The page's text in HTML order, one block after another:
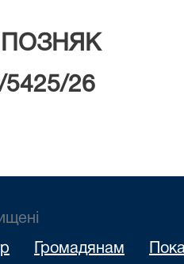
ПОЗНЯК
5425/26
Громадянам